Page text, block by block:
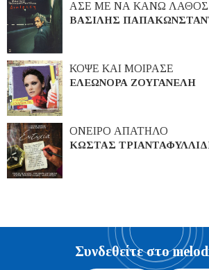
ΑΣΕ ΜΕ ΝΑ ΚΑΝΩ ΛΑΘΟΣ
ΒΑΣΙΛΗΣ
ΚΟΨΕ ΚΑΙ ΜΟΙΡΑΣΕ
ΕΛΕΩΝΟΡΑ ΖΟΥΓΑΝΕΛΗ
ΟΝΕΙΡΟ ΑΠΑΤΗΛΟ
ΚΩΣΤΑΣ
Συνδεθείτε στο